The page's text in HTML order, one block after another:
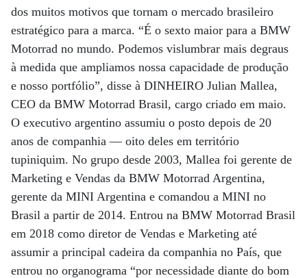
dos muitos motivos que tornam o mercado brasileiro
estratégico para a marca. “É o sexto maior para a BMW
Motorrad no mundo. Podemos vislumbrar mais degraus
à medida que ampliamos nossa capacidade de produção
e nosso portfólio”, disse à DINHEIRO Julian Mallea,
CEO da BMW Motorrad Brasil, cargo criado em maio.
O executivo argentino assumiu o posto depois de 20
anos de companhia — oito deles em território
tupiniquim. No grupo desde 2003, Mallea foi gerente de
Marketing e Vendas da BMW Motorrad Argentina,
gerente da MINI Argentina e comandou a MINI no
Brasil a partir de 2014. Entrou na BMW Motorrad Brasil
em 2018 como diretor de Vendas e Marketing até
assumir a principal cadeira da companhia no País, que
entrou no organograma “por necessidade diante do bom